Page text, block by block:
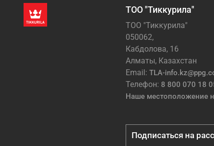
ТОО "Тиккурила"
ТОО "Тиккурила"
050062,
Кабдолова, 16
Алматы, Казахстан
Email: TLA-
Телефон: 8 800 070 18
Наше местоположение
Подписаться на